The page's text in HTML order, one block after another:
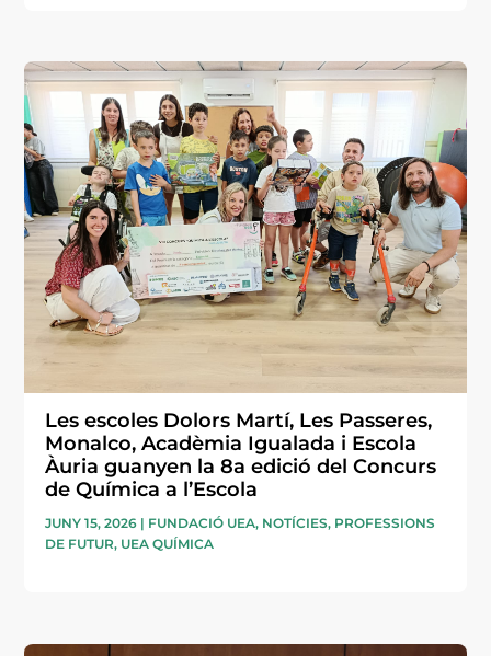
Les escoles Dolors Martí, Les Passeres,
Monalco, Acadèmia Igualada i Escola
Àuria guanyen la 8a edició del Concurs
de Química a l’Escola
JUNY 15, 2026 | FUNDACIÓ UEA, NOTÍCIES, PROFESSIONS
DE FUTUR, UEA QUÍMICA